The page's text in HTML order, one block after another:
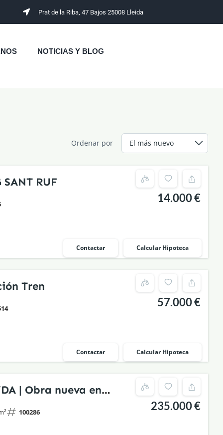
Prat de la Riba, 47 Bajos 25008 Lleida
NOTICIAS Y BLOG
Ordenar por
RUF
14.000 €
Contactar Calcular Hipoteca
Tren
57.000 €
Contactar Calcular Hipoteca
| Obra nueva en
rehabilitado
100286 235.000 €